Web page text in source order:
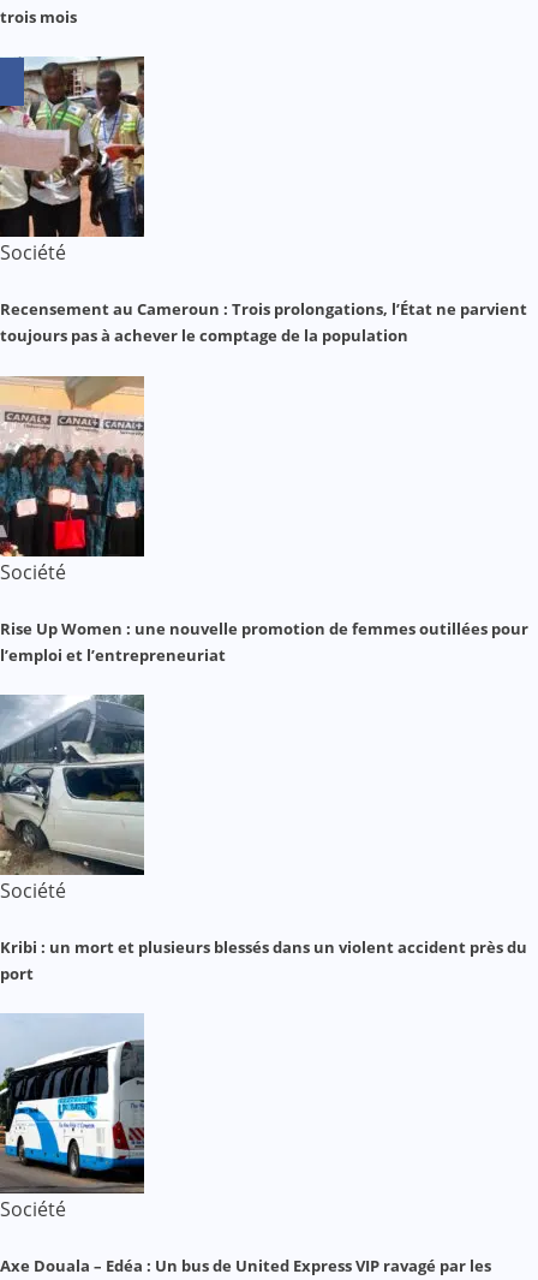
trois mois
Société
Recensement au Cameroun : Trois prolongations, l’État ne parvient
toujours pas à achever le comptage de la population
Société
Rise Up Women : une nouvelle promotion de femmes outillées pour
l’emploi et l’entrepreneuriat
Société
Kribi : un mort et plusieurs blessés dans un violent accident près du
port
Société
Axe Douala – Edéa : Un bus de United Express VIP ravagé par les